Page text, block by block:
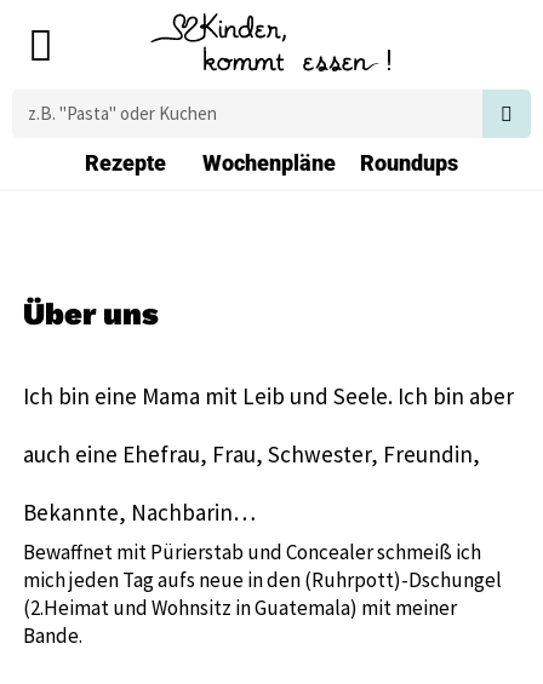
Main
Suche
Rezepte Wochenpläne Roundups
Über uns
Ich bin eine Mama mit Leib und Seele. Ich bin aber
auch eine Ehefrau, Frau, Schwester, Freundin,
Bekannte, Nachbarin…
Bewaffnet mit Pürierstab und Concealer schmeiß ich
mich jeden Tag aufs neue in den (Ruhrpott)-Dschungel
(2.Heimat und Wohnsitz in Guatemala) mit meiner
Bande.